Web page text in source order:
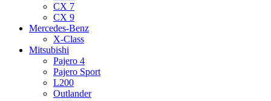
CX 7
CX 9
Mercedes-Benz
X-Class
Mitsubishi
Pajero 4
Pajero Sport
L200
Outlander